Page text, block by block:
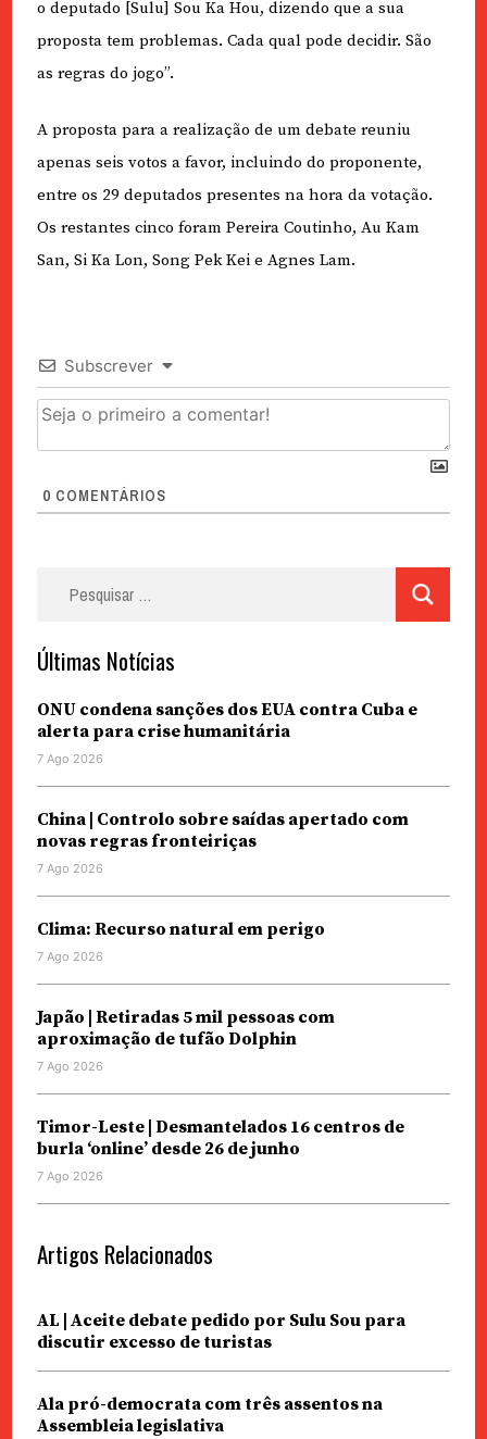
o deputado [Sulu] Sou Ka Hou, dizendo que a sua
proposta tem problemas. Cada qual pode decidir. São
as regras do jogo”.
A proposta para a realização de um debate reuniu
apenas seis votos a favor, incluindo do proponente,
entre os 29 deputados presentes na hora da votação.
Os restantes cinco foram Pereira Coutinho, Au Kam
San, Si Ka Lon, Song Pek Kei e Agnes Lam.
Subscrever
0 COMENTÁRIOS
Últimas Notícias
ONU condena sanções dos EUA contra Cuba e
alerta para crise humanitária
7 Ago 2026
China | Controlo sobre saídas apertado com
novas regras fronteiriças
7 Ago 2026
Clima: Recurso natural em perigo
7 Ago 2026
Japão | Retiradas 5 mil pessoas com
aproximação de tufão Dolphin
7 Ago 2026
Timor-Leste | Desmantelados 16 centros de
burla ‘online’ desde 26 de junho
7 Ago 2026
Artigos Relacionados
AL | Aceite debate pedido por Sulu Sou para
discutir excesso de turistas
Ala pró-democrata com três assentos na
Assembleia legislativa